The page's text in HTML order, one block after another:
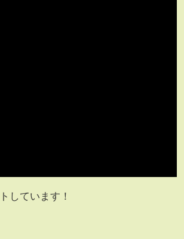
しています！